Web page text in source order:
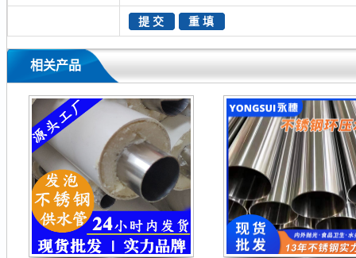
相关产品